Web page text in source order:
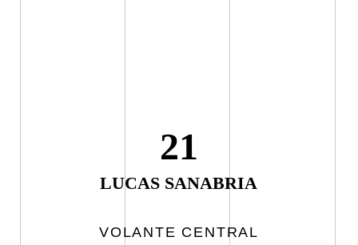
21
LUCAS SANABRIA
VOLANTE CENTRAL